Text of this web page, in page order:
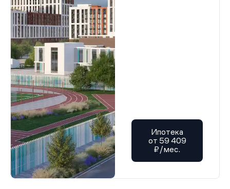
Ипотека
от 59 409
₽/мес.